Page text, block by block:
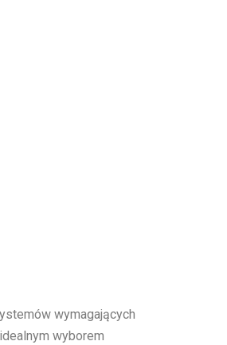
wymagających
wyborem